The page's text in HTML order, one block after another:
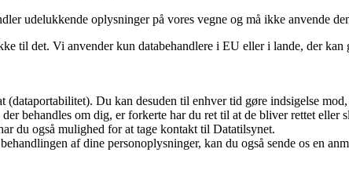
udelukkende oplysninger på vores vegne og må ikke anvende
til det. Vi anvender kun databehandlere i EU eller i lande, der
Du kan desuden til enhver tid gøre indsigelse
behandles om dig, er forkerte har du ret til at de bliver rettet eller
du også mulighed for at tage kontakt til Datatilsynet.
af dine personoplysninger, kan du også sende os en